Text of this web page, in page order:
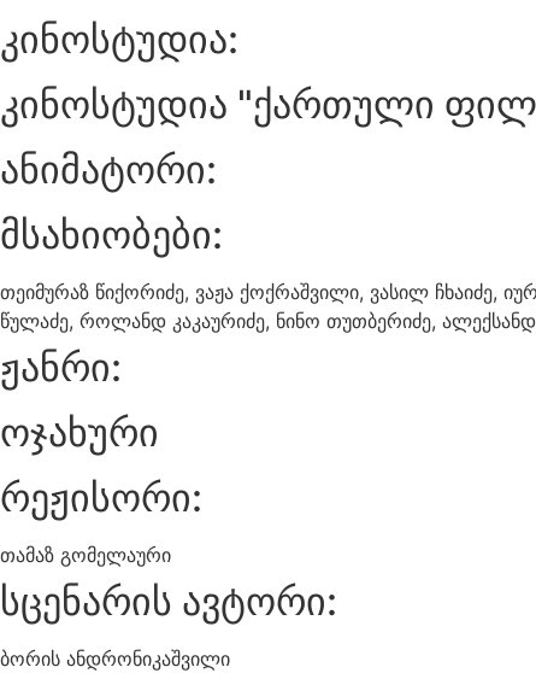
კინოსტუდია:
კინოსტუდია "ქართული
ანიმატორი:
მსახიობები:
თეიმურაზ წიქორიძე, ვაჟა ქოქრაშვილი, ვასილ ჩხაიძე,
წულაძე, როლანდ კაკაურიძე, ნინო თუთბერიძე,
ჟანრი:
ოჯახური
რეჟისორი:
თამაზ გომელაური
სცენარის ავტორი:
ბორის ანდრონიკაშვილი